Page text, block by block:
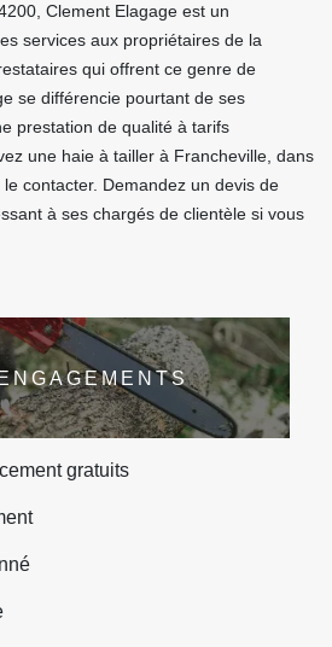
Clement Elagage est un
services aux propriétaires de la
qui offrent ce genre de
se différencie pourtant de ses
prestation de qualité à tarifs
une haie à tailler à Francheville, dans
le contacter. Demandez un devis de
à ses chargés de clientèle si vous
gratuits